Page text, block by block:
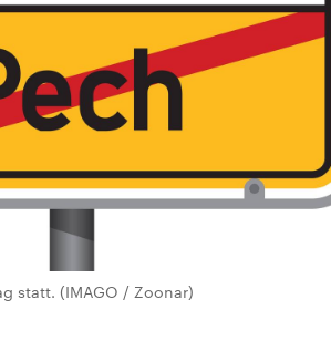
statt. (IMAGO / Zoonar)